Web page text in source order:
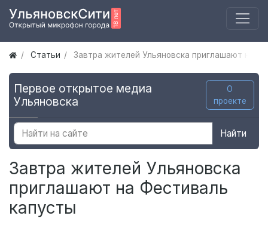
Статьи Завтра жителей Ульяновска приглашают на
Первое открытое медиа
Ульяновска
О
проекте
Найти
Завтра жителей Ульяновска
приглашают на Фестиваль
капусты